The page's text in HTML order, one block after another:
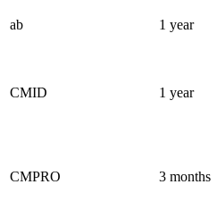
ab 1 year
CMID 1 year
CMPRO 3 months